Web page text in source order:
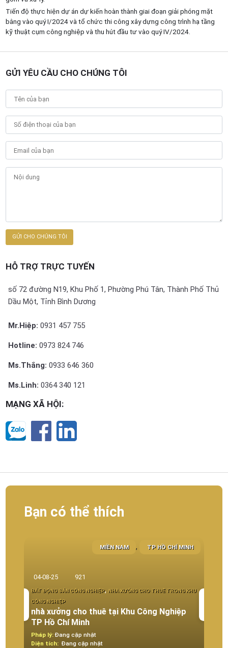
Tiến độ thực hiện dự án dự kiến hoàn thành giai đoạn giải phóng mặt
bằng vào quý I/2024 và tổ chức thi công xây dựng công trình hạ tầng
kỹ thuật cụm công nghiệp và thu hút đầu tư vào quý IV/2024.
GỬI YÊU CẦU CHO CHÚNG TÔI
HỖ TRỢ TRỰC TUYẾN
số 72 đường N19, Khu Phố 1, Phường Phú Tân, Thành Phố Thủ
Dầu Một, Tỉnh Bình Dương
Mr.Hiệp: 0931 457 755
Hotline: 0973 824 746
Ms.Thắng: 0933 646 360
Ms.Linh: 0364 340 121
MẠNG XÃ HỘI:
Bạn có thể thích
MIỀN NAM , TP HỒ CHÍ MINH
04-08-25 921
BẤT ĐỘNG SẢN CÔNG NGHIỆP, NHÀ XƯỞNG CHO THUÊ TRONG KHU
CÔNG NGHIỆP
nhà xưởng cho thuê tại Khu Công Nghiệp
TP Hồ Chí Minh
Pháp lý: Đang cập nhật
Diện tích: Đang cập nhật